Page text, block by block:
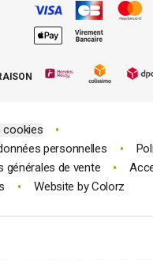
de Mathon
pâtisserie
cookies •
personnelles •
générales de vente •
• Website byColorz